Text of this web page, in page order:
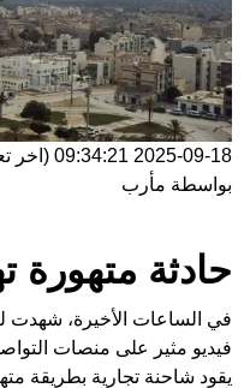
2025-09-18 09:34:21 (اخر
بواسطة مأرب
حادثة متهورة
في الساعات الأخيرة، شهدت
فيديو مثير على منصات
يقود شاحنة تجارية بطريقة